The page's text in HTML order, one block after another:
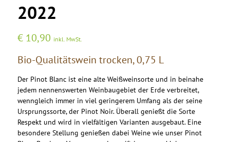
2022
€10,90 inkl. MwSt.
Bio-Qualitätswein trocken, 0,75 L
Der Pinot Blanc ist eine alte Weißweinsorte und in beinahe
jedem nennenswerten Weinbaugebiet der Erde verbreitet,
wenngleich immer in viel geringerem Umfang als der seine
Ursprungssorte, der Pinot Noir. Überall genießt die Sorte
Respekt und wird in vielfältigen Varianten ausgebaut. Eine
besondere Stellung genießen dabei Weine wie unser Pinot